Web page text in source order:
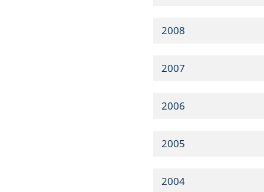
2008
2007
2006
2005
2004